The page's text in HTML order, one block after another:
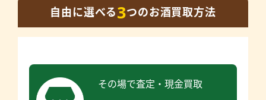
自由に選べる3つのお酒買取方法
その場で査定・現金買取